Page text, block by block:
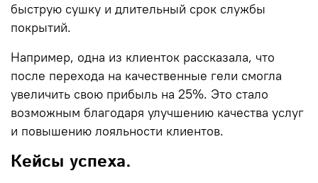
быструю сушку и длительный срок службы
покрытий.
Например, одна из клиенток рассказала, что
после перехода на качественные гели смогла
увеличить свою прибыль на 25%. Это стало
возможным благодаря улучшению качества услуг
и повышению лояльности клиентов.
Кейсы успеха.